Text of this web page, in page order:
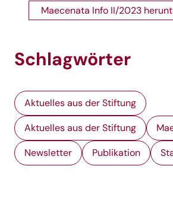
Maecenata Info II/2023
Schlagwörter
Aktuelles aus der Stiftung
Aktuelles aus der Stiftung
Newsletter Publikation